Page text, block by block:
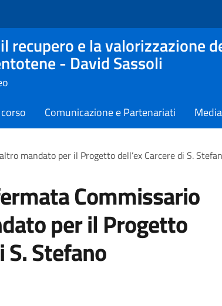
e la valorizzazione
- David Sassoli
Comunicazione e Partenariati Media
mandato per il Progetto dell’ex Carcere di S.
Commissario
per il Progetto
S. Stefano